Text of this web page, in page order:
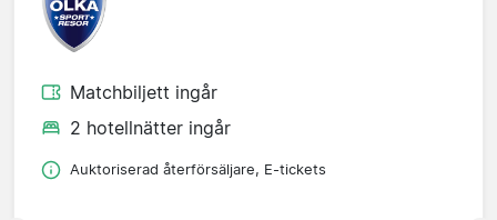
Matchbiljett ingår
2 hotellnätter ingår
Auktoriserad återförsäljare, E-tickets